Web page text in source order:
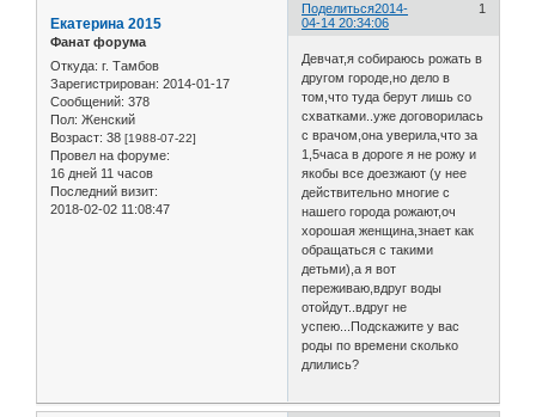
Поделиться 1
2014-
04-14 20:34:06
Екатерина 2015
Фанат форума
Откуда: г. Тамбов
Зарегистрирован: 2014-01-17
Сообщений: 378
Пол: Женский
Возраст: 38 [1988-07-22]
Провел на форуме:
16 дней 11 часов
Последний визит:
2018-02-02 11:08:47
Девчат,я собираюсь рожать в
другом городе,но дело в
том,что туда берут лишь со
схватками..уже договорилась
с врачом,она уверила,что за
1,5часа в дороге я не рожу и
якобы все доезжают (у нее
действительно многие с
нашего города рожают,оч
хорошая женщина,знает как
обращаться с такими
детьми),а я вот
переживаю,вдруг воды
отойдут..вдруг не
успею...Подскажите у вас
роды по времени сколько
длились?